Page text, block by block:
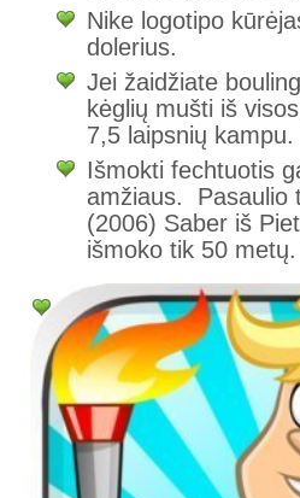
Nike logotipo
dolerius.
Jei žaidžiate
kėglių mušti iš
7,5 laipsnių kampu.
Išmokti fechtuotis
amžiaus. Pasaulio
(2006) Saber iš
išmoko tik 50 metų.